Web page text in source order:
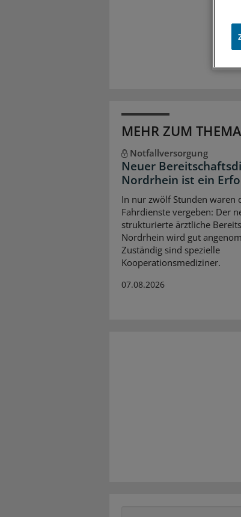
MEHR ZUM THEMA
Notfallversorgung
Neuer
Nordrhein ist ein
In nur zwölf Stunden waren
Fahrdienste vergeben: Der
strukturierte ärztliche
Nordrhein wird gut
Zuständig sind spezielle
Kooperationsmediziner.
07.08.2026